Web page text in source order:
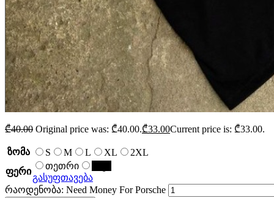
₾40.00 Original price was: ₾40.00.₾33.00Current price is: ₾33.00.
ზომა S M L XL
2XL
ფერი
თეთრი
გასუფთავება
რაოდენობა: Need Money For Porsche